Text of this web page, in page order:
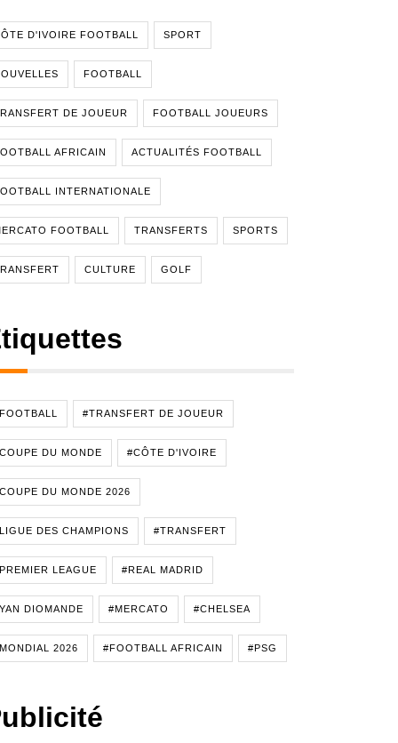
D'IVOIRE FOOTBALL SPORT
FOOTBALL
DE JOUEUR FOOTBALL JOUEURS
AFRICAIN ACTUALITÉS FOOTBALL
INTERNATIONALE
FOOTBALL TRANSFERTS SPORTS
CULTURE GOLF
#TRANSFERT DE JOUEUR
DU MONDE #CÔTE D'IVOIRE
DU MONDE 2026
DES CHAMPIONS #TRANSFERT
LEAGUE #REAL MADRID
DIOMANDE #MERCATO #CHELSEA
2026 #FOOTBALL AFRICAIN #PSG